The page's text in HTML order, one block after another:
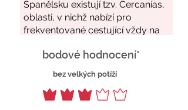
bodové hodnocení*
bez velkých potíží